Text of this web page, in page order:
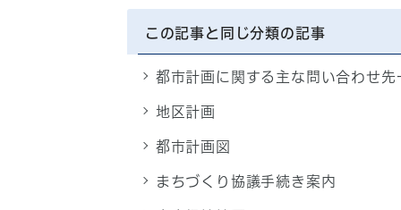
この記事と同じ分類の記事
都市計画に関する主な問い合わせ先
地区計画
都市計画図
まちづくり協議手続き案内